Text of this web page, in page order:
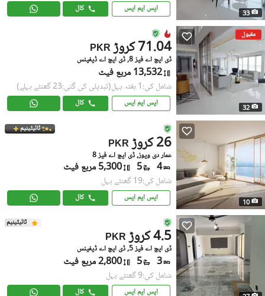
33 ایس ایم ایس کال
مقبول
32
PKR 71.04 کروڑ
ڈی ایچ اے فیز 8, ڈی ایچ اے ڈیفینس
13,532 مربع فیٹ
شامل کی:1 ہفتہ پہل (تبدیلی کی گئی:23 گھنٹے پہلے)
ایس ایم ایس کال
10
ٹائیٹینیم
PKR 26 کروڑ
عمار دی ویوز, ڈی ایچ اے فیز 8
4
5 5,300 مربع فیٹ
شامل کی:19 گھنٹے پہل
ایس ایم ایس کال
ٹائیٹینیم
PKR 4.5 کروڑ
ڈی ایچ اے فیز 5, ڈی ایچ اے ڈیفینس
3
5 2,800 مربع فیٹ
شامل کی:9 گھنٹے پہل
ایس ایم ایس کال